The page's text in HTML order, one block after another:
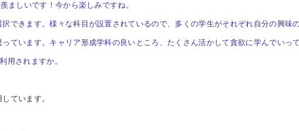
ましいです！今から楽しみですね。
できます。様々な科目が設置されているので、多くの学生がそれぞれ自分の興味
ています。キャリア形成学科の良いところ、たくさん活かして貪欲に学んでいっ
用されますか。
ています。